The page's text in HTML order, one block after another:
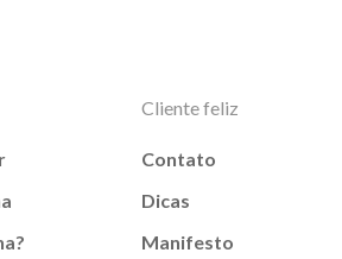
Cliente feliz
Contato
Dicas
Manifesto